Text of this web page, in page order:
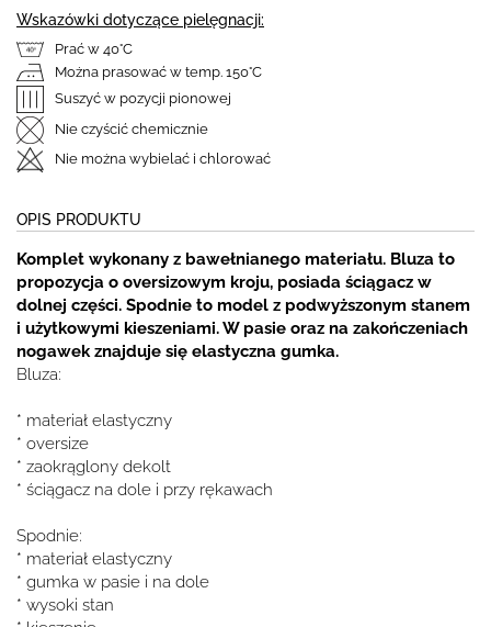
Wskazówki dotyczące pielęgnacji:
Prać w 40°C
Można prasować w temp. 150°C
Suszyć w pozycji pionowej
Nie czyścić chemicznie
Nie można wybielać i chlorować
OPIS PRODUKTU
Komplet wykonany z bawełnianego materiału. Bluza to
propozycja o oversizowym kroju, posiada ściągacz w
dolnej części. Spodnie to model z podwyższonym stanem
i użytkowymi kieszeniami. W pasie oraz na zakończeniach
nogawek znajduje się elastyczna gumka.
Bluza:
* materiał elastyczny
* oversize
* zaokrąglony dekolt
* ściągacz na dole i przy rękawach
Spodnie:
* materiał elastyczny
* gumka w pasie i na dole
* wysoki stan